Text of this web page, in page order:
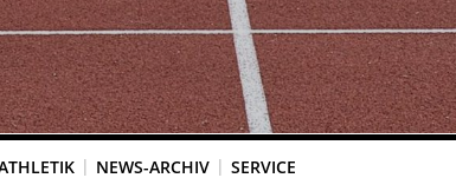
NEWS-ARCHIV SERVICE